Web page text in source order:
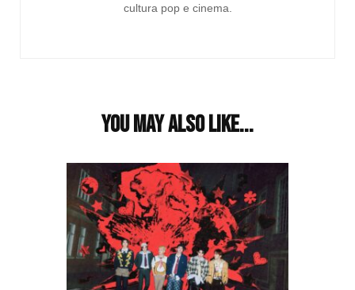
cultura pop e cinema.
You may also like...